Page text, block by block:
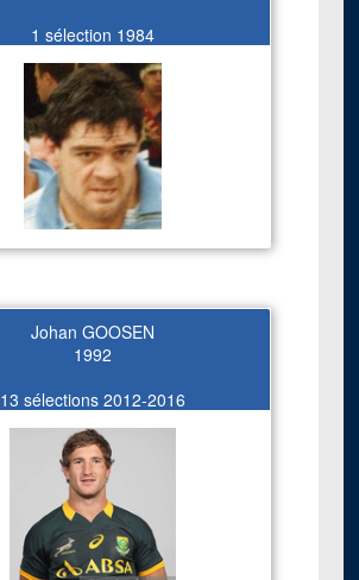
1 sélection 1984
Johan GOOSEN
1992
13 sélections 2012-2016